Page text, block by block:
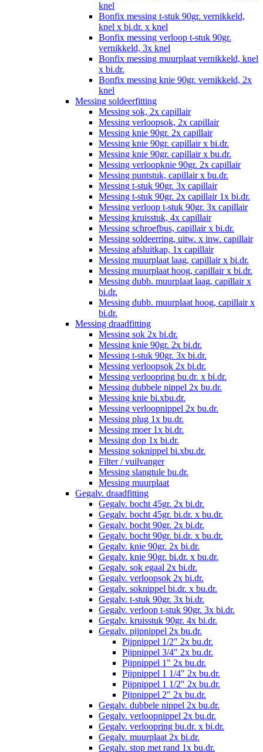
knel
Bonfix messing t-stuk 90gr. vernikkeld,
knel x bi.dr. x knel
Bonfix messing verloop t-stuk 90gr.
vernikkeld, 3x knel
Bonfix messing muurplaat vernikkeld, knel
x bi.dr.
Bonfix messing knie 90gr. vernikkeld, 2x
knel
Messing soldeerfitting
Messing sok, 2x capillair
Messing verloopsok, 2x capillair
Messing knie 90gr. 2x capillair
Messing knie 90gr. capillair x bi.dr.
Messing knie 90gr. capillair x bu.dr.
Messing verloopknie 90gr. 2x capillair
Messing puntstuk, capillair x bu.dr.
Messing t-stuk 90gr. 3x capillair
Messing t-stuk 90gr. 2x capillair 1x bi.dr.
Messing verloop t-stuk 90gr. 3x capillair
Messing kruisstuk, 4x capillair
Messing schroefbus, capillair x bi.dr.
Messing soldeerring, uitw. x inw. capillair
Messing afsluitkap, 1x capillair
Messing muurplaat laag, capillair x bi.dr.
Messing muurplaat hoog, capillair x bi.dr.
Messing dubb. muurplaat laag, capillair x
bi.dr.
Messing dubb. muurplaat hoog, capillair x
bi.dr.
Messing draadfitting
Messing sok 2x bi.dr.
Messing knie 90gr. 2x bi.dr.
Messing t-stuk 90gr. 3x bi.dr.
Messing verloopsok 2x bi.dr.
Messing verloopring bu.dr. x bi.dr.
Messing dubbele nippel 2x bu.dr.
Messing knie bi.xbu.dr.
Messing verloopnippel 2x bu.dr.
Messing plug 1x bu.dr.
Messing moer 1x bi.dr.
Messing dop 1x bi.dr.
Messing soknippel bi.xbu.dr.
Filter / vuilvanger
Messing slangtule bu.dr.
Messing muurplaat
Gegalv. draadfitting
Gegalv. bocht 45gr. 2x bi.dr.
Gegalv. bocht 45gr. bi.dr. x bu.dr.
Gegalv. bocht 90gr. 2x bi.dr.
Gegalv. bocht 90gr. bi.dr. x bu.dr.
Gegalv. knie 90gr. 2x bi.dr.
Gegalv. knie 90gr. bi.dr. x bu.dr.
Gegalv. sok egaal 2x bi.dr.
Gegalv. verloopsok 2x bi.dr.
Gegalv. soknippel bi.dr. x bu.dr.
Gegalv. t-stuk 90gr. 3x bi.dr.
Gegalv. verloop t-stuk 90gr. 3x bi.dr.
Gegalv. kruisstuk 90gr. 4x bi.dr.
Gegalv. pijpnippel 2x bu.dr.
Pijpnippel 1/2" 2x bu.dr.
Pijpnippel 3/4" 2x bu.dr.
Pijpnippel 1" 2x bu.dr.
Pijpnippel 1 1/4" 2x bu.dr.
Pijpnippel 1 1/2" 2x bu.dr.
Pijpnippel 2" 2x bu.dr.
Gegalv. dubbele nippel 2x bu.dr.
Gegalv. verloopnippel 2x bu.dr.
Gegalv. verloopring bu.dr. x bi.dr.
Gegalv. muurplaat 2x bi.dr.
Gegalv. stop met rand 1x bu.dr.